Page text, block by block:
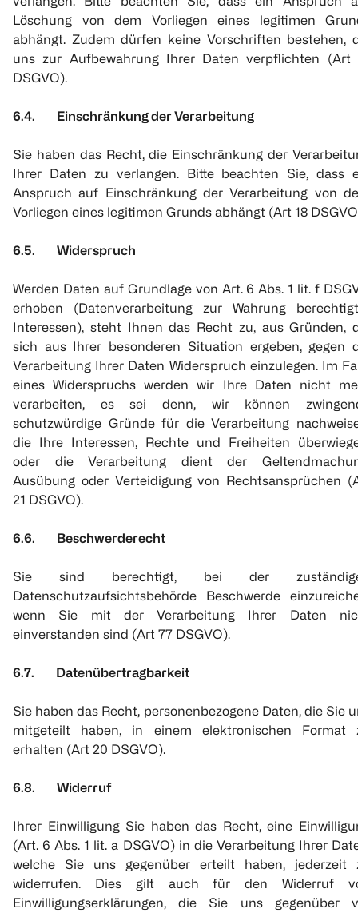
Löschung von dem Vorliegen eines legitimen
abhängt. Zudem dürfen keine Vorschriften bestehen,
uns zur Aufbewahrung Ihrer Daten verpflichten (Art
DSGVO).
6.4. Einschränkung der Verarbeitung
Sie haben das Recht, die Einschränkung der
Ihrer Daten zu verlangen. Bitte beachten Sie, dass
Anspruch auf Einschränkung der Verarbeitung von
Vorliegen eines legitimen Grunds abhängt (Art 18
6.5. Widerspruch
Werden Daten auf Grundlage von Art. 6 Abs. 1 lit. f
erhoben (Datenverarbeitung zur Wahrung
Interessen), steht Ihnen das Recht zu, aus Gründen,
sich aus Ihrer besonderen Situation ergeben, gegen
Verarbeitung Ihrer Daten Widerspruch einzulegen. Im
eines Widerspruchs werden wir Ihre Daten nicht
verarbeiten, es sei denn, wir können
schutzwürdige Gründe für die Verarbeitung
die Ihre Interessen, Rechte und Freiheiten
oder die Verarbeitung dient der
Ausübung oder Verteidigung von Rechtsansprüchen
21 DSGVO).
6.6. Beschwerderecht
Sie sind berechtigt, bei der
Datenschutzaufsichtsbehörde Beschwerde
wenn Sie mit der Verarbeitung Ihrer Daten
einverstanden sind (Art 77 DSGVO).
6.7. Datenübertragbarkeit
Sie haben das Recht, personenbezogene Daten, die Sie
mitgeteilt haben, in einem elektronischen Format
erhalten (Art 20 DSGVO).
6.8. Widerruf
Ihrer Einwilligung Sie haben das Recht, eine
(Art. 6 Abs. 1 lit. a DSGVO) in die Verarbeitung Ihrer
welche Sie uns gegenüber erteilt haben, jederzeit
widerrufen. Dies gilt auch für den Widerruf
Einwilligungserklärungen, die Sie uns gegenüber